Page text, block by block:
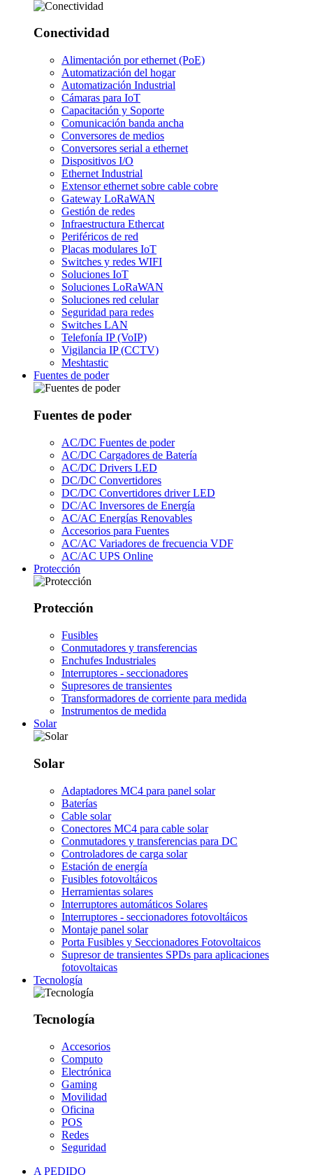
Conectividad
Alimentación por ethernet (PoE)
Automatización del hogar
Automatización Industrial
Cámaras para IoT
Capacitación y Soporte
Comunicación banda ancha
Conversores de medios
Conversores serial a ethernet
Dispositivos I/O
Ethernet Industrial
Extensor ethernet sobre cable cobre
Gateway LoRaWAN
Gestión de redes
Infraestructura Ethercat
Periféricos de red
Placas modulares IoT
Switches y redes WIFI
Soluciones IoT
Soluciones LoRaWAN
Soluciones red celular
Seguridad para redes
Switches LAN
Telefonía IP (VoIP)
Vigilancia IP (CCTV)
Meshtastic
Fuentes de poder
Fuentes de poder
AC/DC Fuentes de poder
AC/DC Cargadores de Batería
AC/DC Drivers LED
DC/DC Convertidores
DC/DC Convertidores driver LED
DC/AC Inversores de Energía
AC/AC Energías Renovables
Accesorios para Fuentes
AC/AC Variadores de frecuencia VDF
AC/AC UPS Online
Protección
Protección
Fusibles
Conmutadores y transferencias
Enchufes Industriales
Interruptores - seccionadores
Supresores de transientes
Transformadores de corriente para medida
Instrumentos de medida
Solar
Solar
Adaptadores MC4 para panel solar
Baterías
Cable solar
Conectores MC4 para cable solar
Conmutadores y transferencias para DC
Controladores de carga solar
Estación de energía
Fusibles fotovoltáicos
Herramientas solares
Interruptores automáticos Solares
Interruptores - seccionadores fotovoltáicos
Montaje panel solar
Porta Fusibles y Seccionadores Fotovoltaicos
Supresor de transientes SPDs para aplicaciones
fotovoltaicas
Tecnología
Tecnología
Accesorios
Computo
Electrónica
Gaming
Movilidad
Oficina
POS
Redes
Seguridad
A PEDIDO